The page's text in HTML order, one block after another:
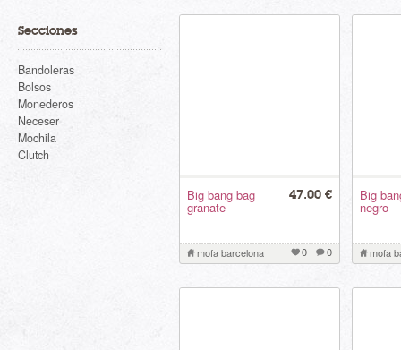
Secciones
Bandoleras
Bolsos
Monederos
Neceser
Mochila
Clutch
Big bang bag
granate
47.00 €
mofa barcelona 0 0
Big
negro
mofa